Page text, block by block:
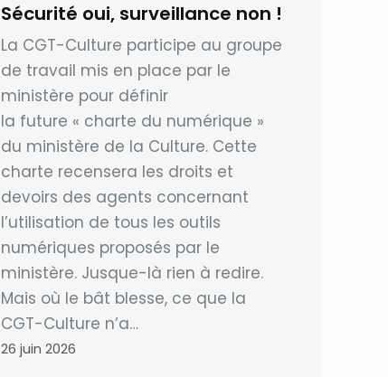
Sécurité oui, surveillance non !
La CGT-Culture participe au groupe
de travail mis en place par le
ministère pour définir
la future « charte du numérique »
du ministère de la Culture. Cette
charte recensera les droits et
devoirs des agents concernant
l’utilisation de tous les outils
numériques proposés par le
ministère. Jusque-là rien à redire.
Mais où le bât blesse, ce que la
CGT-Culture n’a…
26 juin 2026